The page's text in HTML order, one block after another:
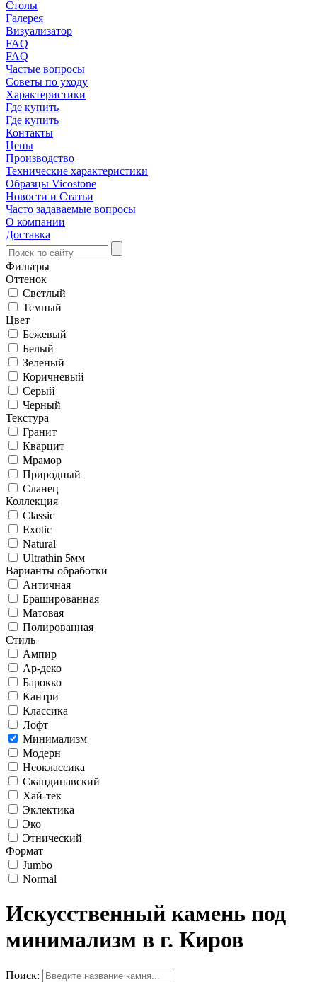
Столы
Галерея
Визуализатор
FAQ
FAQ
Частые вопросы
Советы по уходу
Характеристики
Где купить
Где купить
Контакты
Цены
Производство
Технические характеристики
Образцы Vicostone
Новости и Статьи
Часто задаваемые вопросы
О компании
Доставка
Фильтры
Оттенок
Светлый
Темный
Цвет
Бежевый
Белый
Зеленый
Коричневый
Серый
Черный
Текстура
Гранит
Кварцит
Мрамор
Природный
Сланец
Коллекция
Classic
Exotic
Natural
Ultrathin 5мм
Варианты обработки
Античная
Брашированная
Матовая
Полированная
Стиль
Ампир
Ар-деко
Барокко
Кантри
Классика
Лофт
Минимализм
Модерн
Неоклассика
Скандинавский
Хай-тек
Эклектика
Эко
Этнический
Формат
Jumbo
Normal
Искусственный камень под
минимализм в г. Киров
Поиск: